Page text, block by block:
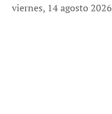
viernes, 14 agosto 2026